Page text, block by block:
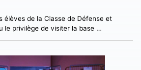
élèves de la Classe de Défense et
le privilège de visiter la base …